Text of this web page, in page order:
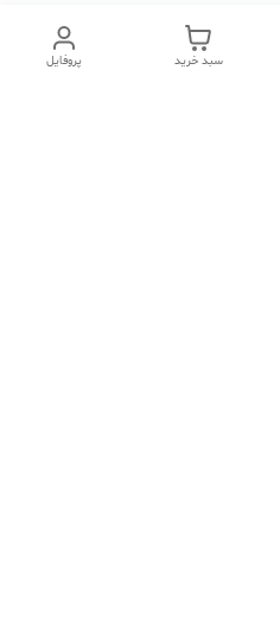
پروفایل سبد خرید